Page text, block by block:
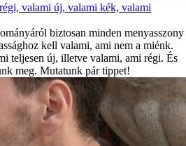
valami új, valami kék, valami
biztosan minden menyasszony
kell valami, ami nem a miénk.
teljesen új, illetve valami, ami régi. És
meg. Mutatunk pár tippet!